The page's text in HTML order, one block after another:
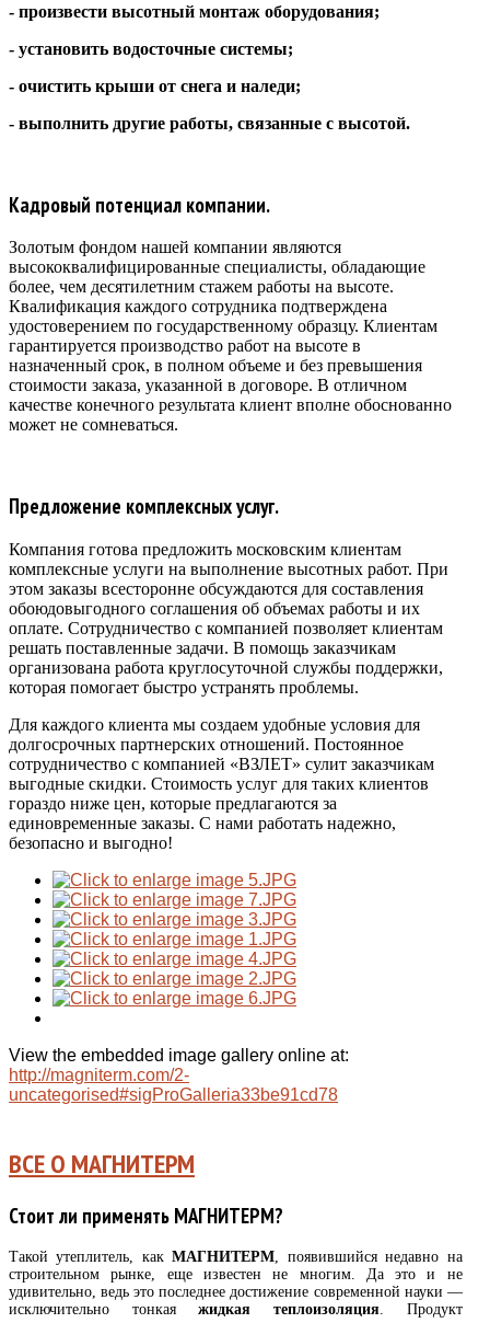
- произвести высотный монтаж оборудования;
- установить водосточные системы;
- очистить крыши от снега и наледи;
- выполнить другие работы, связанные с высотой.
Кадровый потенциал компании.
Золотым фондом нашей компании являются
высококвалифицированные специалисты, обладающие
более, чем десятилетним стажем работы на высоте.
Квалификация каждого сотрудника подтверждена
удостоверением по государственному образцу. Клиентам
гарантируется производство работ на высоте в
назначенный срок, в полном объеме и без превышения
стоимости заказа, указанной в договоре. В отличном
качестве конечного результата клиент вполне обоснованно
может не сомневаться.
Предложение комплексных услуг.
Компания готова предложить московским клиентам
комплексные услуги на выполнение высотных работ. При
этом заказы всесторонне обсуждаются для составления
обоюдовыгодного соглашения об объемах работы и их
оплате. Сотрудничество с компанией позволяет клиентам
решать поставленные задачи. В помощь заказчикам
организована работа круглосуточной службы поддержки,
которая помогает быстро устранять проблемы.
Для каждого клиента мы создаем удобные условия для
долгосрочных партнерских отношений. Постоянное
сотрудничество с компанией «ВЗЛЕТ» сулит заказчикам
выгодные скидки. Стоимость услуг для таких клиентов
гораздо ниже цен, которые предлагаются за
единовременные заказы. С нами работать надежно,
безопасно и выгодно!
View the embedded image gallery online at:
http://magniterm.com/2-
uncategorised#sigProGalleria33be91cd78
ВСЕ О МАГНИТЕРМ
Стоит ли применять МАГНИТЕРМ?
Такой утеплитель, какМАГНИТЕРМ, появившийся недавно на
строительном рынке, еще известен не многим. Да это и не
удивительно, ведь это последнее достижение современной науки —
исключительно тонкаяжидкая теплоизоляция. Продукт